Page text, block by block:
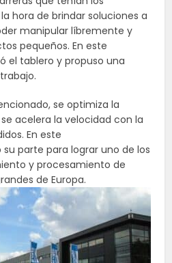
hora de brindar soluciones a
manipular líbremente y
pequeños. En este
el tablero y propuso una
se optimiza la
acelera la velocidad con la
En este
su parte para lograr uno de los
y procesamiento de
de Europa.